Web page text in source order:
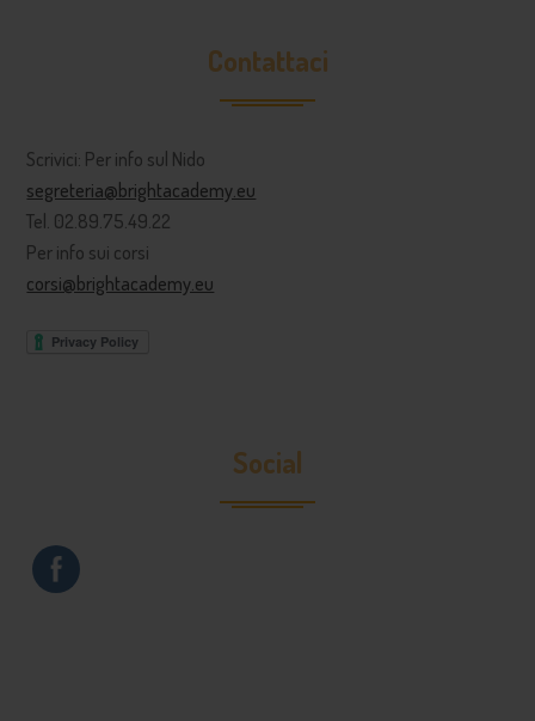
Contattaci
Scrivici: Per info sul Nido
segreteria@brightacademy.eu
Tel. 02.89.75.49.22
Per info sui corsi
corsi@brightacademy.eu
Social